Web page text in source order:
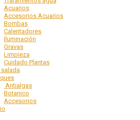
Acuarios
Accesorios Acuarios
Bombas
Calentadores
Iluminación
Gravas
Limpieza
Cuidado Plantas
Antialgas
Botanico
Accesorios